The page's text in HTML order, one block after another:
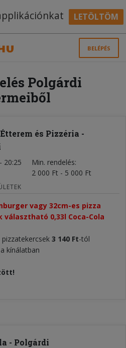
LETÖLTÖM
BELÉPÉS
Polgárdi
és Pizzéria -
20:25
Min. rendelés
2 000 Ft - 5 000 Ft
vagy 32cm-es pizza
0,33l Coca-Cola
3 140 Ft-tól
kínálatban
- Polgárdi